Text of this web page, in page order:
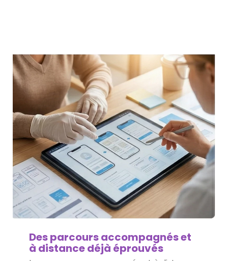
Des parcours accompagnés et
à distance déjà éprouvés